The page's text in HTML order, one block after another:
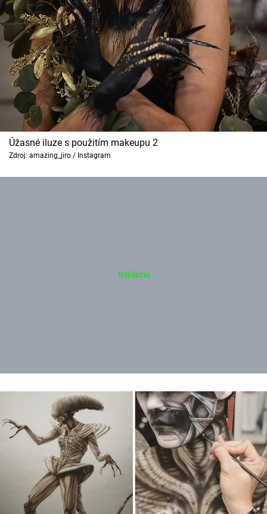
Úžasné iluze s použitím makeupu 2
Zdroj: amazing_jiro / Instagram